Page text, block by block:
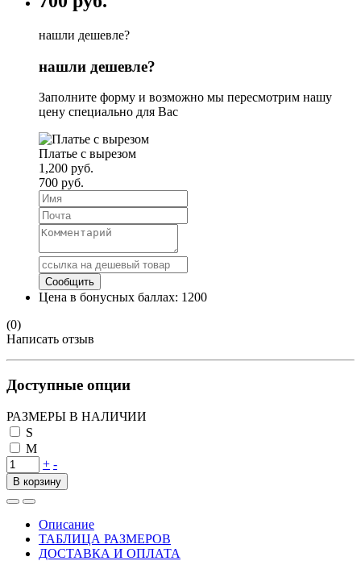
нашли дешевле?
нашли дешевле?
Заполните форму и возможно мы пересмотрим нашу
цену специально для Вас
Платье с вырезом
1,200 руб.
700 руб.
Цена в бонусных баллах: 1200
(0)
Написать отзыв
Доступные опции
РАЗМЕРЫ В НАЛИЧИИ
S
M
+ -
В корзину
Описание
ТАБЛИЦА РАЗМЕРОВ
ДОСТАВКА И ОПЛАТА